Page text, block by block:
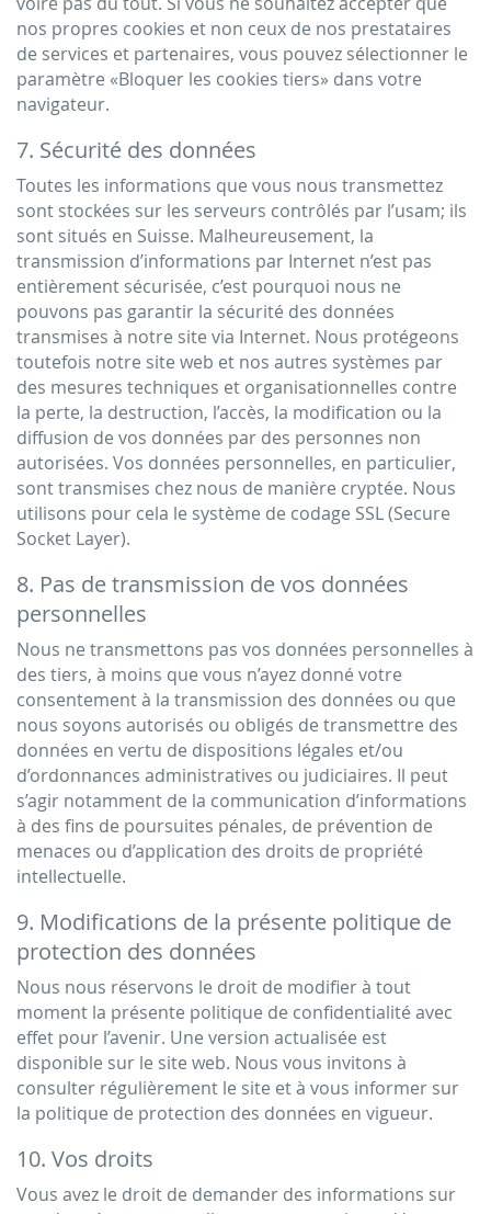
nos propres cookies et non ceux de nos prestataires
de services et partenaires, vous pouvez sélectionner le
paramètre «Bloquer les cookies tiers» dans votre
navigateur.
7. Sécurité des données
Toutes les informations que vous nous transmettez
sont stockées sur les serveurs contrôlés par l’usam; ils
sont situés en Suisse. Malheureusement, la
transmission d’informations par Internet n’est pas
entièrement sécurisée, c’est pourquoi nous ne
pouvons pas garantir la sécurité des données
transmises à notre site via Internet. Nous protégeons
toutefois notre site web et nos autres systèmes par
des mesures techniques et organisationnelles contre
la perte, la destruction, l’accès, la modification ou la
diffusion de vos données par des personnes non
autorisées. Vos données personnelles, en particulier,
sont transmises chez nous de manière cryptée. Nous
utilisons pour cela le système de codage SSL (Secure
Socket Layer).
8. Pas de transmission de vos données
personnelles
Nous ne transmettons pas vos données personnelles à
des tiers, à moins que vous n’ayez donné votre
consentement à la transmission des données ou que
nous soyons autorisés ou obligés de transmettre des
données en vertu de dispositions légales et/ou
d’ordonnances administratives ou judiciaires. Il peut
s’agir notamment de la communication d’informations
à des fins de poursuites pénales, de prévention de
menaces ou d’application des droits de propriété
intellectuelle.
9. Modifications de la présente politique de
protection des données
Nous nous réservons le droit de modifier à tout
moment la présente politique de confidentialité avec
effet pour l’avenir. Une version actualisée est
disponible sur le site web. Nous vous invitons à
consulter régulièrement le site et à vous informer sur
la politique de protection des données en vigueur.
10. Vos droits
Vous avez le droit de demander des informations sur